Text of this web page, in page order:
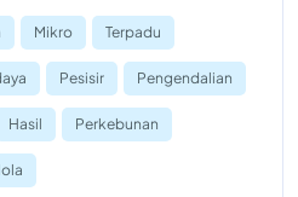
Mikro Terpadu
Pesisir Pengendalian
Hasil Perkebunan